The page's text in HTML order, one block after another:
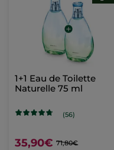
1+1 Eau de Toilette
Naturelle 75 ml
(56)
35,90€ 71,80€